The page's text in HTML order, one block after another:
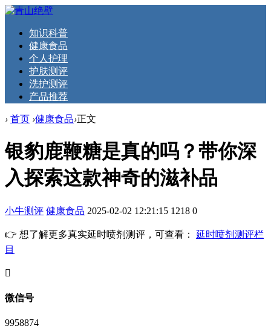
知识科普
健康食品
个人护理
护肤测评
洗护测评
产品推荐
› 首页 ›健康食品›正文
银豹鹿鞭糖是真的吗？带你深
入探索这款神奇的滋补品
小牛测评 健康食品 2025-02-02 12:21:15 1218 0
👉 想了解更多真实延时喷剂测评，可查看： 延时喷剂测评栏
目
󦘖
微信号
9958874